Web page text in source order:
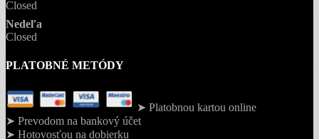
Closed
Nedeľa
Closed
PLATOBNÉ METÓDY
➤ Platobnou kartou online
➤ Prevodom na bankový účet
➤ Hotovosťou na dobierku